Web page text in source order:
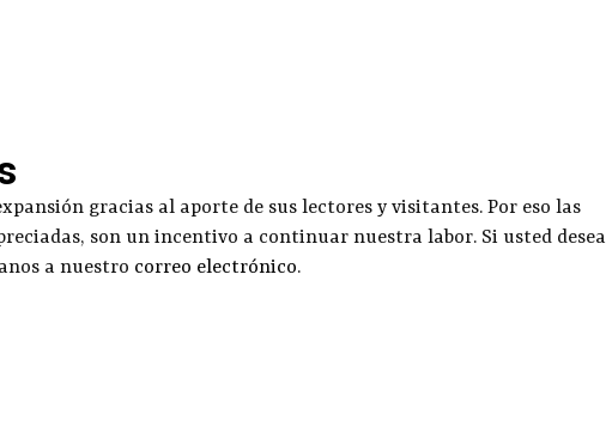
gracias al aporte de sus lectores y visitantes. Por eso las
son un incentivo a continuar nuestra labor. Si usted desea
a nuestro correo electrónico.